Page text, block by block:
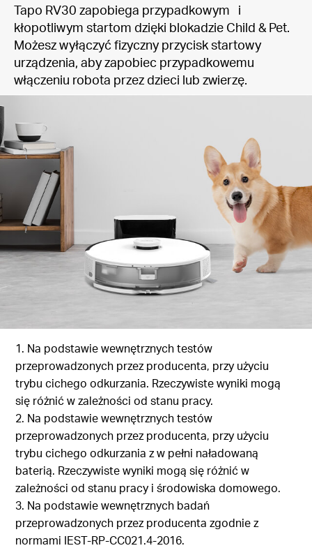
Tapo RV30 zapobiega przypadkowym i
kłopotliwym startom dzięki blokadzie Child & Pet.
Możesz wyłączyć fizyczny przycisk startowy
urządzenia, aby zapobiec przypadkowemu
włączeniu robota przez dzieci lub zwierzę.
1. Na podstawie wewnętrznych testów
przeprowadzonych przez producenta, przy użyciu
trybu cichego odkurzania. Rzeczywiste wyniki mogą
się różnić w zależności od stanu pracy.
2. Na podstawie wewnętrznych testów
przeprowadzonych przez producenta, przy użyciu
trybu cichego odkurzania z w pełni naładowaną
baterią. Rzeczywiste wyniki mogą się różnić w
zależności od stanu pracy i środowiska domowego.
3. Na podstawie wewnętrznych badań
przeprowadzonych przez producenta zgodnie z
normami IEST-RP-CC021.4-2016.